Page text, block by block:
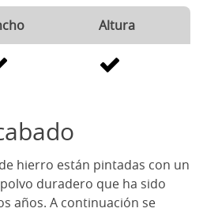
Altura
hierro están pintadas con un
duradero que ha sido
años. A continuación se